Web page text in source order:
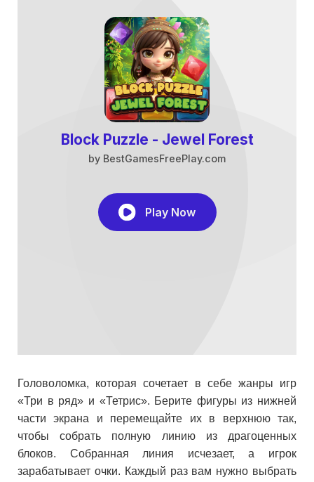
Головоломка, которая сочетает в себе жанры игр
«Три в ряд» и «Тетрис». Берите фигуры из нижней
части экрана и перемещайте их в верхнюю так,
чтобы собрать полную линию из драгоценных
блоков. Собранная линия исчезает, а игрок
зарабатывает очки. Каждый раз вам нужно выбрать